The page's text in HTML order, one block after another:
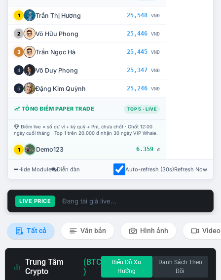
1 Trần Thị Hương 25,548 VNĐ
2 Võ Hữu Phong 25,446 VNĐ
3 Trần Ngọc Hà 25,445 VNĐ
4 Võ Duy Phong 25,347 VNĐ
5 Đặng Kim Quỳnh 25,246 VNĐ
TỔNG ĐIỂM PAPER TRADE TOP 5 · LIVE
Điểm live = số dư ví + ký quỹ + PnL chưa chốt · Chốt 12:00
ngày cuối tháng · Top 1 trên 20.000 đ nhận 30 ngày VIP Whale.
1 Demo123 6.359 đ
Hide Module Diễn đàn Auto-refresh (30s)Refresh Now
LIVE PRICE Đang tải giá live...
Tất cả Văn bản Hình ảnh Video
Trung Tâm
Crypto
(BTC
)
Biểu Đồ Xu
Hướng
Danh Sách Theo
Dõi